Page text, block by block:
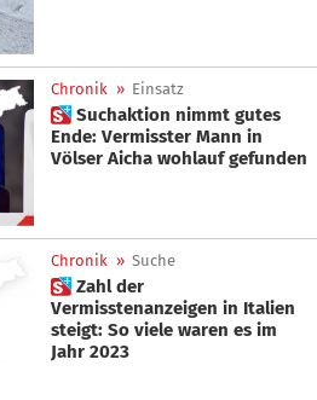
Chronik » Einsatz
 Suchaktion nimmt gutes
Ende: Vermisster Mann in
Völser Aicha wohlauf gefunden
Chronik » Suche
 Zahl der
Vermisstenanzeigen in Italien
steigt: So viele waren es im
Jahr 2023